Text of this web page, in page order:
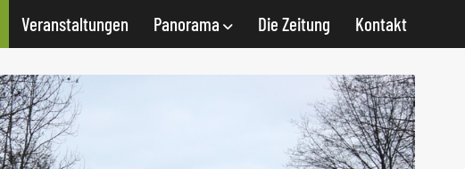
Veranstaltungen Panorama Die Zeitung Kontakt